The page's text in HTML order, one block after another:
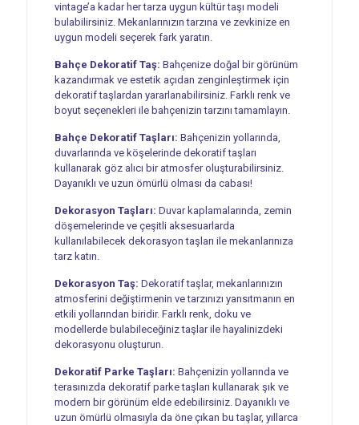
vintage’a kadar her tarza uygun kültür taşı modeli
bulabilirsiniz. Mekanlarınızın tarzına ve zevkinize en
uygun modeli seçerek fark yaratın.
Bahçe Dekoratif Taş: Bahçenize doğal bir görünüm
kazandırmak ve estetik açıdan zenginleştirmek için
dekoratif taşlardan yararlanabilirsiniz. Farklı renk ve
boyut seçenekleri ile bahçenizin tarzını tamamlayın.
Bahçe Dekoratif Taşları: Bahçenizin yollarında,
duvarlarında ve köşelerinde dekoratif taşları
kullanarak göz alıcı bir atmosfer oluşturabilirsiniz.
Dayanıklı ve uzun ömürlü olması da cabası!
Dekorasyon Taşları: Duvar kaplamalarında, zemin
döşemelerinde ve çeşitli aksesuarlarda
kullanılabilecek dekorasyon taşları ile mekanlarınıza
tarz katın.
Dekorasyon Taş: Dekoratif taşlar, mekanlarınızın
atmosferini değiştirmenin ve tarzınızı yansıtmanın en
etkili yollarından biridir. Farklı renk, doku ve
modellerde bulabileceğiniz taşlar ile hayalinizdeki
dekorasyonu oluşturun.
Dekoratif Parke Taşları: Bahçenizin yollarında ve
terasınızda dekoratif parke taşları kullanarak şık ve
modern bir görünüm elde edebilirsiniz. Dayanıklı ve
uzun ömürlü olmasıyla da öne çıkan bu taşlar, yıllarca